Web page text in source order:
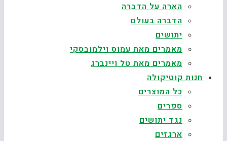
הארה על הדברה
הדברה בעולם
יתושים
מאמרים מאת עמוס וילמובסקי
מאמרים מאת טל ויינברג
חנות קוטיקולה
כל המוצרים
ספרים
נגד יתושים
ארגזים